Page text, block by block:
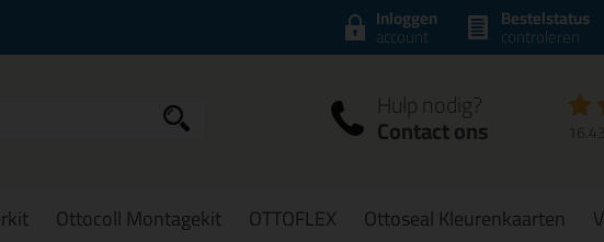
Bestelstatus
controleren
Inloggen
account
Hulp nodig?
Contact ons
Ottocoll Montagekit OTTOFLEX Ottoseal Kleurenkaarten